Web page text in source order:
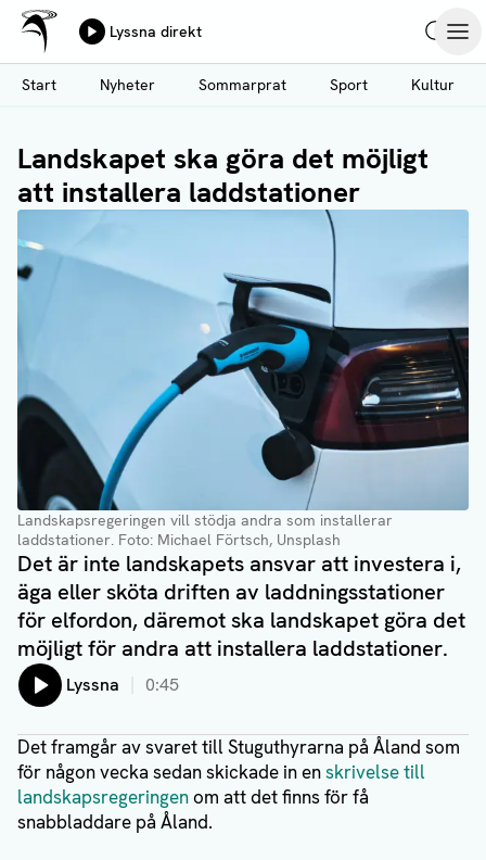
Hoppa
till
huvudinnehåll
Ålands Radio & TV
Lyssna direkt
Start
Nyheter Sommarprat Sport Kultur
Landskapet ska göra det möjligt
att installera laddstationer
Landskapsregeringen vill stödja andra som installerar
laddstationer. Foto: Michael Förtsch, Unsplash
Det är inte landskapets ansvar att investera i,
äga eller sköta driften av laddningsstationer
för elfordon, däremot ska landskapet göra det
möjligt för andra att installera laddstationer.
Lyssna 0:45
Det framgår av svaret till Stuguthyrarna på Åland som
för någon vecka sedan skickade in enskrivelse till
landskapsregeringenom att det finns för få
snabbladdare på Åland.